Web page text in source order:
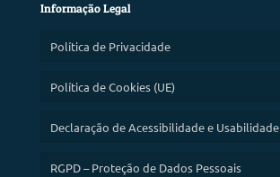
Informação Legal
Política de Privacidade
Política de Cookies (UE)
Declaração de Acessibilidade e Usabilidade
RGPD – Proteção de Dados Pessoais